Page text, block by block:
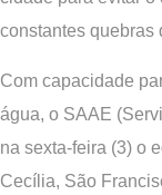
constantes quebras
Com capacidade
água, o SAAE
na sexta-feira (3) o
Cecília, São